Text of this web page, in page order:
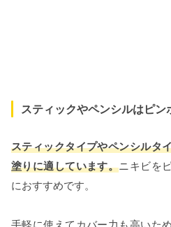
スティックやペンシルはピン
スティックタイプやペンシルタ
塗りに適しています。ニキビを
におすすめです。